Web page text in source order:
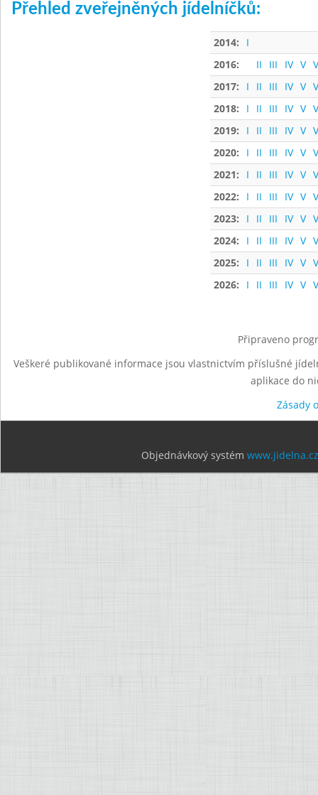
Přehled zveřejněných jídelníčků:
2014:
I
2016:
II III IV V
2017:
I II III IV V
2018:
I II III IV V
2019:
I II III IV V
2020:
I II III IV V
2021:
I II III IV V
2022:
I II III IV V
2023:
I II III IV V
2024:
I II III IV V
2025:
I II III IV V
2026:
I II III IV V
Připraveno
Veškeré publikované informace jsou vlastnictvím příslušné
aplikace do
Zásady
Objednávkový systém www.jidelna.cz